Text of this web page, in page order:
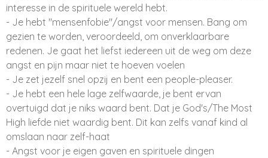
interesse in de spirituele wereld hebt.
- Je hebt "mensenfobie"/angst voor mensen. Bang om
gezien te worden, veroordeeld, om onverklaarbare
redenen. Je gaat het liefst iedereen uit de weg om deze
angst en pijn maar niet te hoeven voelen
- Je zet jezelf snel opzij en bent een people-pleaser.
- Je hebt een hele lage zelfwaarde, je bent ervan
overtuigd dat je niks waard bent. Dat je God's/The Most
High liefde niet waardig bent. Dit kan zelfs vanaf kind al
omslaan naar zelf-haat
- Angst voor je eigen gaven en spirituele dingen